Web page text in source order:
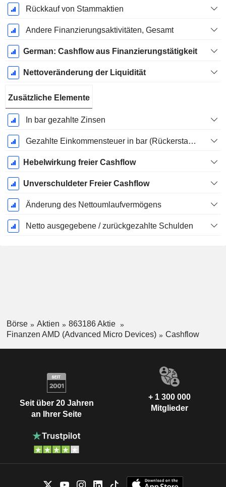
Rückkauf von Stammaktien
Andere Finanzierungsaktivitäten, Gesamt
German: Cashflow aus Finanzierungstätigkeit
Nettoveränderung der Liquidität
Zusätzliche Elemente
In bar gezahlte Zinsen
Gezahlte Einkommensteuer in bar (Rückerstattung)
Hebelwirkung freier Cashflow
Unverschuldeter Freier Cashflow
Änderung des Nettoumlaufvermögens
Netto ausgegebene / zurückgezahlte Schulden
Börse Aktien
863186 Aktie
Finanzen AMD (Advanced Micro Devices)
Cashflow
Seit über 20 Jahren
an Ihrer Seite
+ 1 300 000
Mitglieder